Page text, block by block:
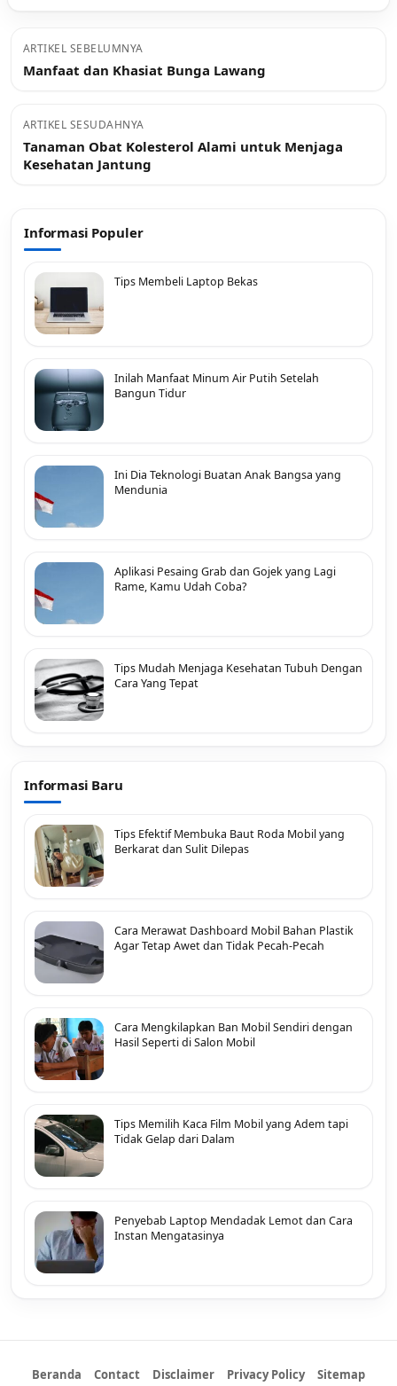
ARTIKEL SEBELUMNYA
Manfaat dan Khasiat Bunga Lawang
ARTIKEL SESUDAHNYA
Tanaman Obat Kolesterol Alami untuk Menjaga
Kesehatan Jantung
Informasi Populer
Tips Membeli Laptop Bekas
Inilah Manfaat Minum Air Putih Setelah
Bangun Tidur
Ini Dia Teknologi Buatan Anak Bangsa yang
Mendunia
Aplikasi Pesaing Grab dan Gojek yang Lagi
Rame, Kamu Udah Coba?
Tips Mudah Menjaga Kesehatan Tubuh Dengan
Cara Yang Tepat
Informasi Baru
Tips Efektif Membuka Baut Roda Mobil yang
Berkarat dan Sulit Dilepas
Cara Merawat Dashboard Mobil Bahan Plastik
Agar Tetap Awet dan Tidak Pecah-Pecah
Cara Mengkilapkan Ban Mobil Sendiri dengan
Hasil Seperti di Salon Mobil
Tips Memilih Kaca Film Mobil yang Adem tapi
Tidak Gelap dari Dalam
Penyebab Laptop Mendadak Lemot dan Cara
Instan Mengatasinya
Beranda Contact Disclaimer Privacy Policy Sitemap